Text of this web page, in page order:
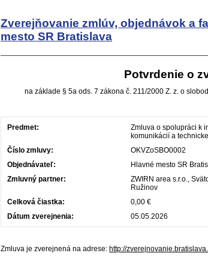
Zverejňovanie zmlúv, objednávok a
mesto SR Bratislava
Potvrdenie o
na základe § 5a ods. 7 zákona č. 211/2000 Z. z. o
Predmet:
Zmluva o spolupráci k
komunikácií a
Číslo zmluvy:
OKVZoSBO0002
Objednávateľ:
Hlavné mesto SR
Zmluvný partner:
ZWIRN area s.r.o.,
Ružinov
Celková čiastka:
0,00 €
Dátum zverejnenia:
05.05.2026
Zmluva je zverejnená na adrese: http://